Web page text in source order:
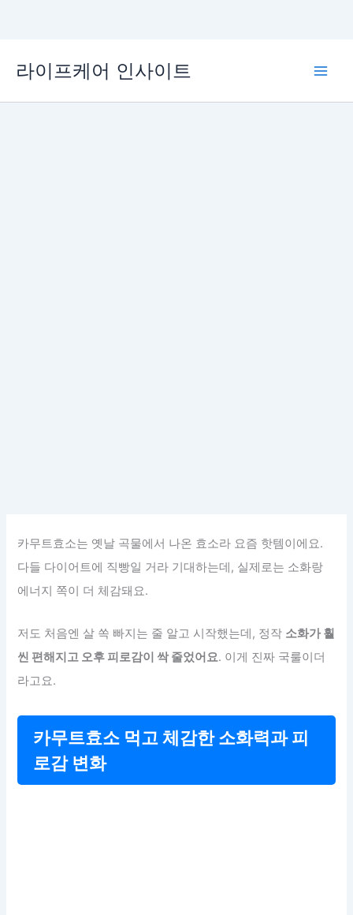
로
라이프케어 인사이트
카무트효소는 옛날 곡물에서 나온 효소라 요즘 핫템이에요.
다들 다이어트에 직빵일 거라 기대하는데, 실제로는 소화랑
에너지 쪽이 더 체감돼요.
저도 처음엔 살 쏙 빠지는 줄 알고 시작했는데, 정작 소화가 훨
씬 편해지고 오후 피로감이 싹 줄었어요. 이게 진짜 국룰이더
라고요.
카무트효소 먹고 체감한 소화력과 피
로감 변화